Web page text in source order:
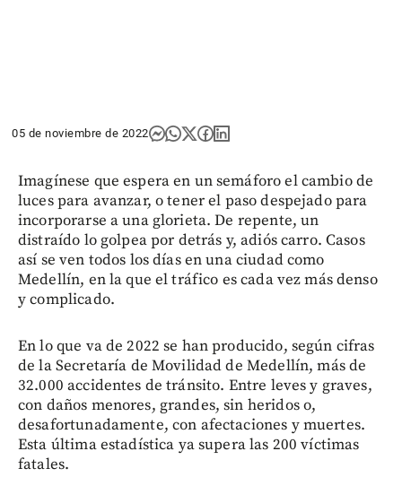
05 de noviembre de 2022
Imagínese que espera en un semáforo el cambio de
luces para avanzar, o tener el paso despejado para
incorporarse a una glorieta. De repente, un
distraído lo golpea por detrás y, adiós carro. Casos
así se ven todos los días en una ciudad como
Medellín, en la que el tráfico es cada vez más denso
y complicado.
En lo que va de 2022 se han producido, según cifras
de la Secretaría de Movilidad de Medellín, más de
32.000 accidentes de tránsito. Entre leves y graves,
con daños menores, grandes, sin heridos o,
desafortunadamente, con afectaciones y muertes.
Esta última estadística ya supera las 200 víctimas
fatales.